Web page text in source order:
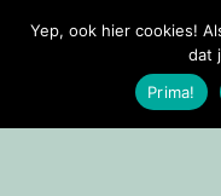
Doorgaan naar
Yep, ook hier cookies!
dat
Prima!